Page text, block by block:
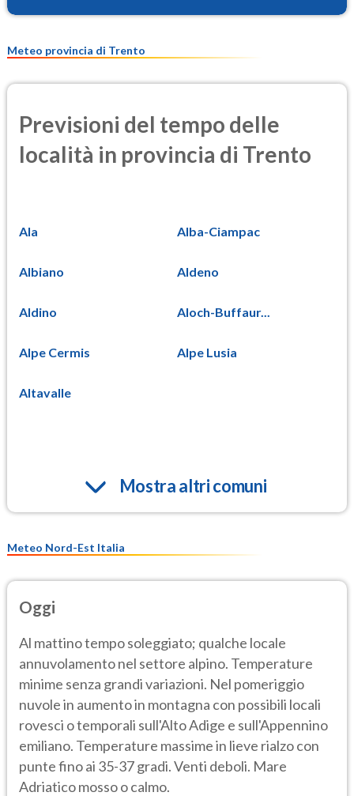
Meteo provincia di Trento
Previsioni del tempo delle
località in provincia di Trento
Ala Alba-Ciampac
Albiano Aldeno
Aldino Aloch-Buffaur...
Alpe Cermis Alpe Lusia
Altavalle
Mostra altri comuni
Meteo Nord-Est Italia
Oggi
Al mattino tempo soleggiato; qualche locale
annuvolamento nel settore alpino. Temperature
minime senza grandi variazioni. Nel pomeriggio
nuvole in aumento in montagna con possibili locali
rovesci o temporali sull'Alto Adige e sull'Appennino
emiliano. Temperature massime in lieve rialzo con
punte fino ai 35-37 gradi. Venti deboli. Mare
Adriatico mosso o calmo.